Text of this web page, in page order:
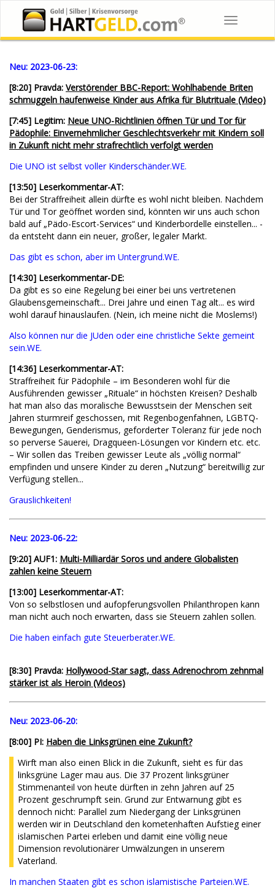
Toggle
navigation
Neu: 2023-06-23:
[8:20] Pravda: Verstörender BBC-Report: Wohlhabende Briten
schmuggeln haufenweise Kinder aus Afrika für Blutrituale (Video)
[7:45] Legitim: Neue UNO-Richtlinien öffnen Tür und Tor für
Pädophile: Einvernehmlicher Geschlechtsverkehr mit Kindern soll
in Zukunft nicht mehr strafrechtlich verfolgt werden
Die UNO ist selbst voller Kinderschänder.WE.
[13:50] Leserkommentar-AT:
Bei der Straffreiheit allein dürfte es wohl nicht bleiben. Nachdem
Tür und Tor geöffnet worden sind, könnten wir uns auch schon
bald auf „Pädo-Escort-Services“ und Kinderbordelle einstellen... -
da entsteht dann ein neuer, großer, legaler Markt.
Das gibt es schon, aber im Untergrund.WE.
[14:30] Leserkommentar-DE:
Da gibt es so eine Regelung bei einer bei uns vertretenen
Glaubensgemeinschaft... Drei Jahre und einen Tag alt... es wird
wohl darauf hinauslaufen. (Nein, ich meine nicht die Moslems!)
Also können nur die JUden oder eine christliche Sekte gemeint
sein.WE.
[14:36] Leserkommentar-AT:
Straffreiheit für Pädophile – im Besonderen wohl für die
Ausführenden gewisser „Rituale“ in höchsten Kreisen? Deshalb
hat man also das moralische Bewusstsein der Menschen seit
Jahren sturmreif geschossen, mit Regenbogenfahnen, LGBTQ-
Bewegungen, Genderismus, geforderter Toleranz für jede noch
so perverse Sauerei, Dragqueen-Lösungen vor Kindern etc. etc.
– Wir sollen das Treiben gewisser Leute als „völlig normal“
empfinden und unsere Kinder zu deren „Nutzung“ bereitwillig zur
Verfügung stellen...
Grauslichkeiten!
Neu: 2023-06-22:
[9:20] AUF1: Multi-Milliardär Soros und andere Globalisten
zahlen keine Steuern
[13:00] Leserkommentar-AT:
Von so selbstlosen und aufopferungsvollen Philanthropen kann
man nicht auch noch erwarten, dass sie Steuern zahlen sollen.
Die haben einfach gute Steuerberater.WE.
[8:30] Pravda: Hollywood-Star sagt, dass Adrenochrom zehnmal
stärker ist als Heroin (Videos)
Neu: 2023-06-20:
[8:00] PI: Haben die Linksgrünen eine Zukunft?
Wirft man also einen Blick in die Zukunft, sieht es für das
linksgrüne Lager mau aus. Die 37 Prozent linksgrüner
Stimmenanteil von heute dürften in zehn Jahren auf 25
Prozent geschrumpft sein. Grund zur Entwarnung gibt es
dennoch nicht: Parallel zum Niedergang der Linksgrünen
werden wir in Deutschland den kometenhaften Aufstieg einer
islamischen Partei erleben und damit eine völlig neue
Dimension revolutionärer Umwälzungen in unserem
Vaterland.
In manchen Staaten gibt es schon islamistische Parteien.WE.